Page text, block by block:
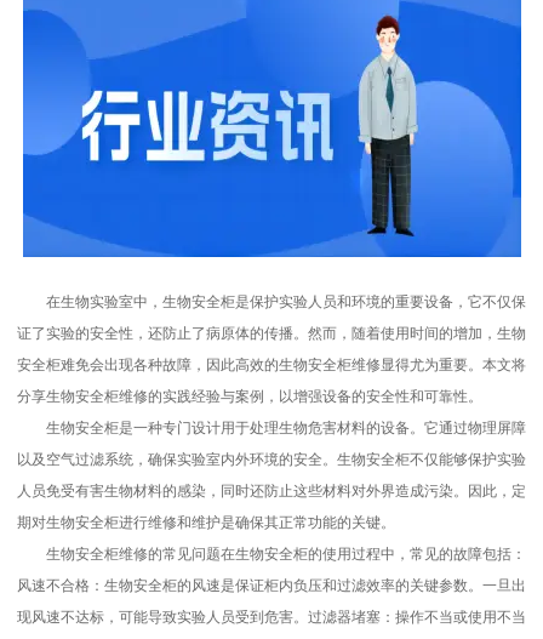
在生物实验室中，生物安全柜是保护实验人员和环境的重要设备，它不仅保
证了实验的安全性，还防止了病原体的传播。然而，随着使用时间的增加，生物
安全柜难免会出现各种故障，因此高效的生物安全柜维修显得尤为重要。本文将
分享生物安全柜维修的实践经验与案例，以增强设备的安全性和可靠性。
生物安全柜是一种专门设计用于处理生物危害材料的设备。它通过物理屏障
以及空气过滤系统，确保实验室内外环境的安全。生物安全柜不仅能够保护实验
人员免受有害生物材料的感染，同时还防止这些材料对外界造成污染。因此，定
期对生物安全柜进行维修和维护是确保其正常功能的关键。
生物安全柜维修的常见问题在生物安全柜的使用过程中，常见的故障包括：
风速不合格：生物安全柜的风速是保证柜内负压和过滤效率的关键参数。一旦出
现风速不达标，可能导致实验人员受到危害。过滤器堵塞：操作不当或使用不当